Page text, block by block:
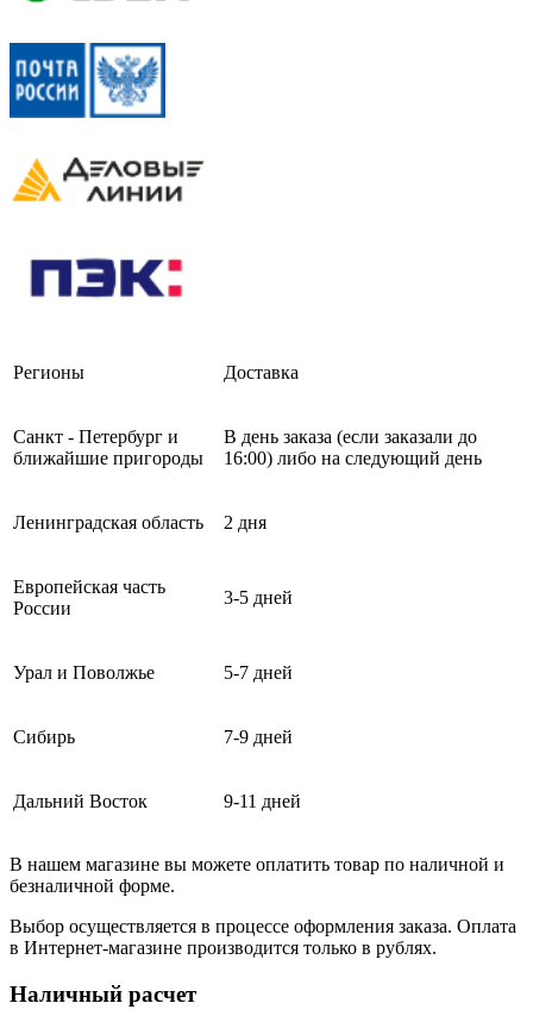
Регионы Доставка
Санкт - Петербург и
ближайшие пригороды
В день заказа (если заказали до
16:00) либо на следующий день
Ленинградская область 2 дня
Европейская часть
России
3-5 дней
Урал и Поволжье 5-7 дней
Сибирь 7-9 дней
Дальний Восток 9-11 дней
В нашем магазине вы можете оплатить товар по наличной и
безналичной форме.
Выбор осуществляется в процессе оформления заказа. Оплата
в Интернет-магазине производится только в рублях.
Наличный расчет